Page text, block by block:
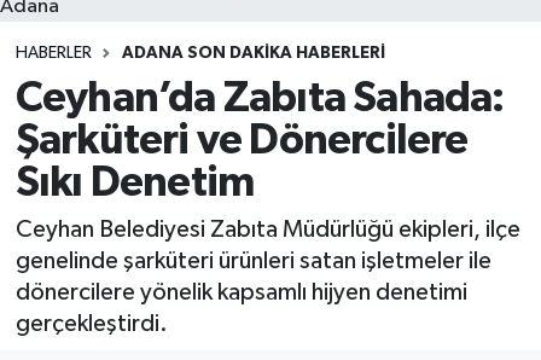
Adana
HABERLER ADANA SON DAKIKA HABERLERI
Ceyhan’da Zabıta Sahada:
Şarküteri ve Dönercilere
Sıkı Denetim
Ceyhan Belediyesi Zabıta Müdürlüğü ekipleri, ilçe
genelinde şarküteri ürünleri satan işletmeler ile
dönercilere yönelik kapsamlı hijyen denetimi
gerçekleştirdi.